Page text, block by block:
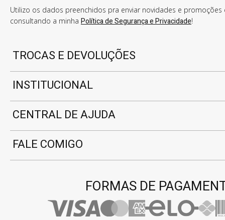
Utilizo os dados preenchidos pra enviar novidades e promoções
consultando a minha Política de Segurança e Privacidade!
TROCAS E DEVOLUÇÕES
INSTITUCIONAL
CENTRAL DE AJUDA
FALE COMIGO
FORMAS DE